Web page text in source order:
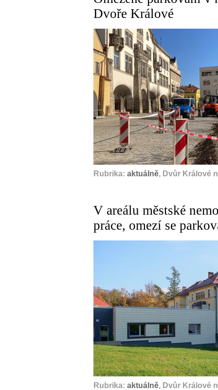
Dvoře Králové
Rubrika: aktuálně, Dvůr Králové
V areálu městské
práce, omezí se
Rubrika: aktuálně, Dvůr Králové